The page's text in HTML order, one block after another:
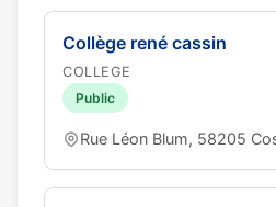
Collège rené cassin
COLLEGE
Public
Rue Léon Blum, 58205